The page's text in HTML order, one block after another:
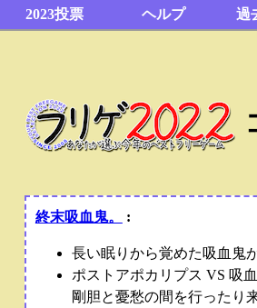
2023投票 ヘルプ 過
終末吸血鬼。 :
長い眠りから覚めた吸血鬼
ポストアポカリプス VS 吸
剛胆と憂愁の間を行ったり